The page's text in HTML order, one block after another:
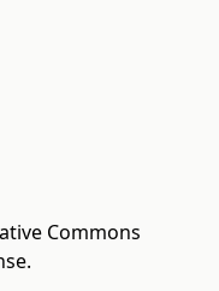
Commons
.